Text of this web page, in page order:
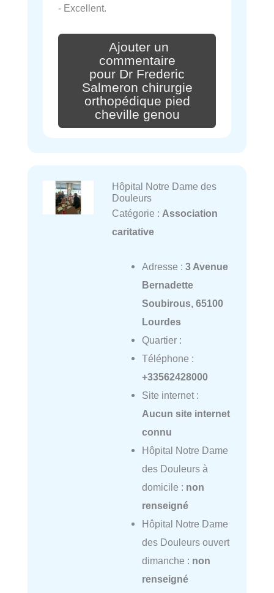
- Excellent.
Ajouter un
commentaire
pour Dr Frederic
Salmeron chirurgie
orthopédique pied
cheville genou
Hôpital Notre Dame des
Douleurs
Catégorie : Association
caritative
Adresse : 3 Avenue
Bernadette
Soubirous, 65100
Lourdes
Quartier :
Téléphone :
+33562428000
Site internet :
Aucun site internet
connu
Hôpital Notre Dame
des Douleurs à
domicile : non
renseigné
Hôpital Notre Dame
des Douleurs ouvert
dimanche : non
renseigné